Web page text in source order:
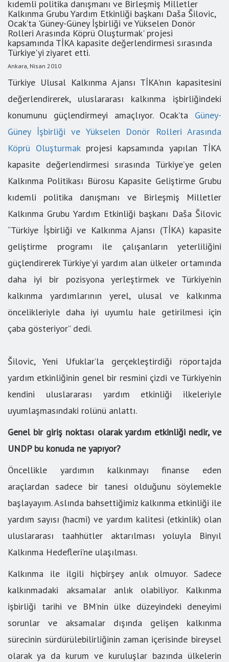
kıdemli politika danışmanı ve Birleşmiş Milletler
Kalkınma Grubu Yardım Etkinliği başkanı Daša Šilovic,
Ocak’ta 'Güney-Güney İşbirliği ve Yükselen Donör
Rolleri Arasında Köprü Oluşturmak' projesi
kapsamında TİKA kapasite değerlendirmesi sırasında
Türkiye'yi ziyaret etti.
Ankara, Nisan 2010
Türkiye Ulusal Kalkınma Ajansı TİKA'nın kapasitesini
değerlendirerek, uluslararası kalkınma işbirliğindeki
konumunu güçlendirmeyi amaçlıyor. Ocak’ta Güney-
Güney İşbirliği ve Yükselen Donör Rolleri Arasında
Köprü Oluşturmakprojesi kapsamında yapılan TİKA
kapasite değerlendirmesi sırasında Türkiye’ye gelen
Kalkınma Politikası Bürosu Kapasite Geliştirme Grubu
kıdemli politika danışmanı ve Birleşmiş Milletler
Kalkınma Grubu Yardım Etkinliği başkanı Daša Šilovic
“Türkiye İşbirliği ve Kalkınma Ajansı (TİKA) kapasite
geliştirme programı ile çalışanların yeterliliğini
güçlendirerek Türkiye’yi yardım alan ülkeler ortamında
daha iyi bir pozisyona yerleştirmek ve Türkiye’nin
kalkınma yardımlarının yerel, ulusal ve kalkınma
öncelikleriyle daha iyi uyumlu hale getirilmesi için
çaba gösteriyor” dedi.
Šilovic, Yeni Ufuklar’la gerçekleştirdiği röportajda
yardım etkinliğinin genel bir resmini çizdi ve Türkiye’nin
kendini uluslararası yardım etkinliği ilkeleriyle
uyumlaşmasındaki rolünü anlattı.
Genel bir giriş noktası olarak yardım etkinliği nedir, ve
UNDP bu konuda ne yapıyor?
Öncellikle yardımın kalkınmayı finanse eden
araçlardan sadece bir tanesi olduğunu söylemekle
başlayayım. Aslında bahsettiğimiz kalkınma etkinliği ile
yardım sayısı (hacmi) ve yardım kalitesi (etkinlik) olan
uluslararası taahhütler aktarılması yoluyla Binyıl
Kalkınma Hedefleri’ne ulaşılması.
Kalkınma ile ilgili hiçbirşey anlık olmuyor. Sadece
kalkınmadaki aksamalar anlık olabiliyor. Kalkınma
işbirliği tarihi ve BM’nin ülke düzeyindeki deneyimi
sorunlar ve aksamalar dışında gelişen kalkınma
sürecinin sürdürülebilirliğinin zaman içerisinde bireysel
olarak ya da kurum ve kuruluşlar bazında ülkelerin